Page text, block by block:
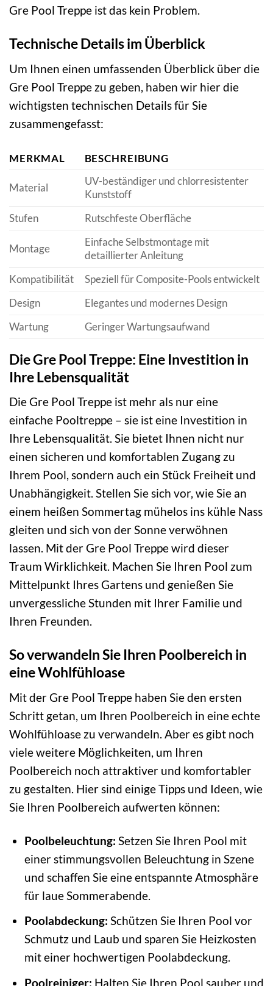
Gre Pool Treppe ist das kein Problem.
Technische Details im Überblick
Um Ihnen einen umfassenden Überblick über die
Gre Pool Treppe zu geben, haben wir hier die
wichtigsten technischen Details für Sie
zusammengefasst:
MERKMAL BESCHREIBUNG
Material
UV-beständiger und chlorresistenter
Kunststoff
Stufen
Rutschfeste Oberfläche
Montage
Einfache Selbstmontage mit
detaillierter Anleitung
Kompatibilität
Speziell für Composite-Pools entwickelt
Design
Elegantes und modernes Design
Wartung
Geringer Wartungsaufwand
Die Gre Pool Treppe: Eine Investition in
Ihre Lebensqualität
Die Gre Pool Treppe ist mehr als nur eine
einfache Pooltreppe – sie ist eine Investition in
Ihre Lebensqualität. Sie bietet Ihnen nicht nur
einen sicheren und komfortablen Zugang zu
Ihrem Pool, sondern auch ein Stück Freiheit und
Unabhängigkeit. Stellen Sie sich vor, wie Sie an
einem heißen Sommertag mühelos ins kühle Nass
gleiten und sich von der Sonne verwöhnen
lassen. Mit der Gre Pool Treppe wird dieser
Traum Wirklichkeit. Machen Sie Ihren Pool zum
Mittelpunkt Ihres Gartens und genießen Sie
unvergessliche Stunden mit Ihrer Familie und
Ihren Freunden.
So verwandeln Sie Ihren Poolbereich in
eine Wohlfühloase
Mit der Gre Pool Treppe haben Sie den ersten
Schritt getan, um Ihren Poolbereich in eine echte
Wohlfühloase zu verwandeln. Aber es gibt noch
viele weitere Möglichkeiten, um Ihren
Poolbereich noch attraktiver und komfortabler
zu gestalten. Hier sind einige Tipps und Ideen, wie
Sie Ihren Poolbereich aufwerten können:
Poolbeleuchtung: Setzen Sie Ihren Pool mit
einer stimmungsvollen Beleuchtung in Szene
und schaffen Sie eine entspannte Atmosphäre
für laue Sommerabende.
Poolabdeckung: Schützen Sie Ihren Pool vor
Schmutz und Laub und sparen Sie Heizkosten
mit einer hochwertigen Poolabdeckung.
Poolreiniger: Halten Sie Ihren Pool sauber und